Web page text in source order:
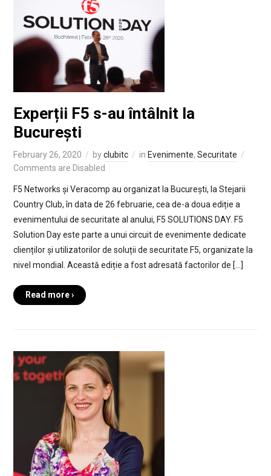
Experții F5 s-au întâlnit la
București
February 26, 2020 byclubitc in Evenimente, Securitate
Comments are Disabled
F5 Networks și Veracomp au organizat la București, la Stejarii
Country Club, în data de 26 februarie, cea de-a doua ediție a
evenimentului de securitate al anului, F5 SOLUTIONS DAY. F5
Solution Day este parte a unui circuit de evenimente dedicate
clienților și utilizatorilor de soluții de securitate F5, organizate la
nivel mondial. Această ediție a fost adresată factorilor de […]
Read more ›